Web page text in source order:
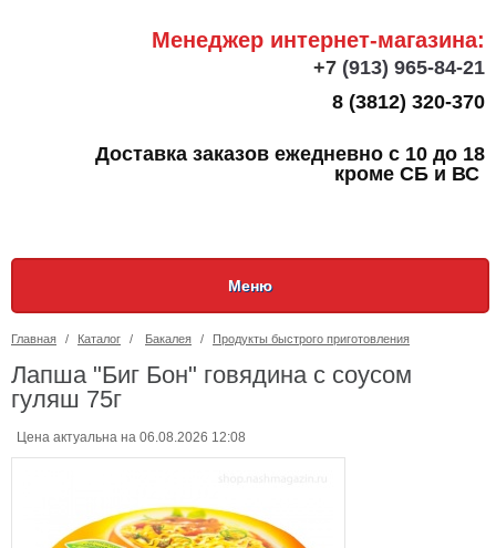
Менеджер интернет-магазина:
+7 (913) 965-84-21
8 (3812) 320-370
Доставка заказов ежедневно с 10 до 18
кроме СБ и ВС
Меню
Главная / Каталог / Бакалея / Продукты быстрого приготовления
Лапша "Биг Бон" говядина с соусом
гуляш 75г
Цена актуальна на 06.08.2026 12:08